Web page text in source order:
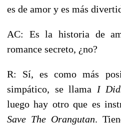
es de amor y es más
AC: Es la historia de
romance secreto, ¿no?
R: Sí, es como más
simpático, se llama I
luego hay otro que es
Save The Orangutan.